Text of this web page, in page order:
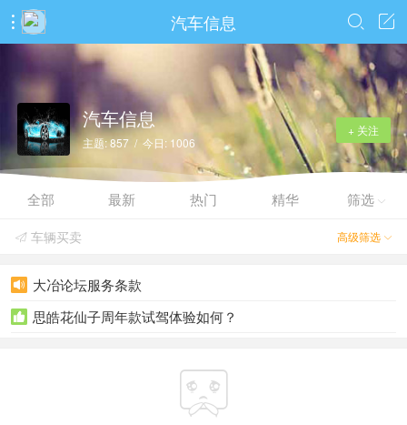
 汽车信息 

+ 关注
汽车信息
主题: 857 / 今日: 1006
全部 最新 热门 精华 筛选 
高级筛选 
 车辆买卖
 大冶论坛服务条款
 思皓花仙子周年款试驾体验如何？
